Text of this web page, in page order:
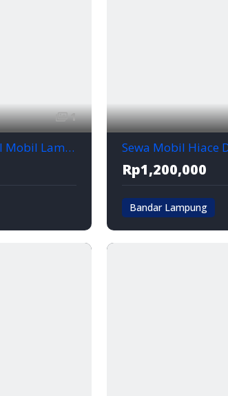
1
Travel Hiace Rental Mobil Lampung | CALL 0821-7889-0188
Rp1,200,000
Bandar Lampung